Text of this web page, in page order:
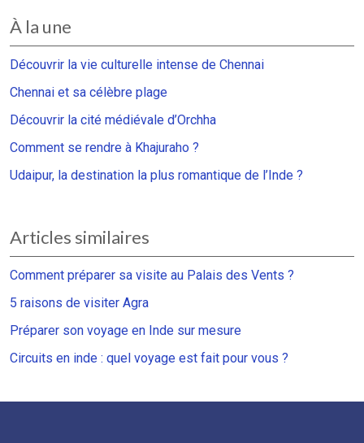
À la une
Découvrir la vie culturelle intense de Chennai
Chennai et sa célèbre plage
Découvrir la cité médiévale d’Orchha
Comment se rendre à Khajuraho ?
Udaipur, la destination la plus romantique de l’Inde ?
Articles similaires
Comment préparer sa visite au Palais des Vents ?
5 raisons de visiter Agra
Préparer son voyage en Inde sur mesure
Circuits en inde : quel voyage est fait pour vous ?